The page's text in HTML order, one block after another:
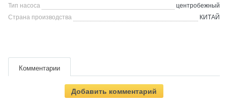
Тип насоса
центробежный
Страна производства
КИТАЙ
Комментарии
Добавить комментарий